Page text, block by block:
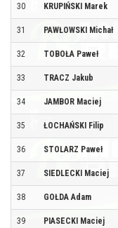
30 KRUPIŃSKI Marek
31 PAWŁOWSKI Michał
32 TOBOŁA Paweł
33 TRACZ Jakub
34 JAMBOR Maciej
35 ŁOCHAŃSKI Filip
36 STOLARZ Paweł
37 SIEDLECKI Maciej
38 GOŁDA Adam
39 PIASECKI Maciej